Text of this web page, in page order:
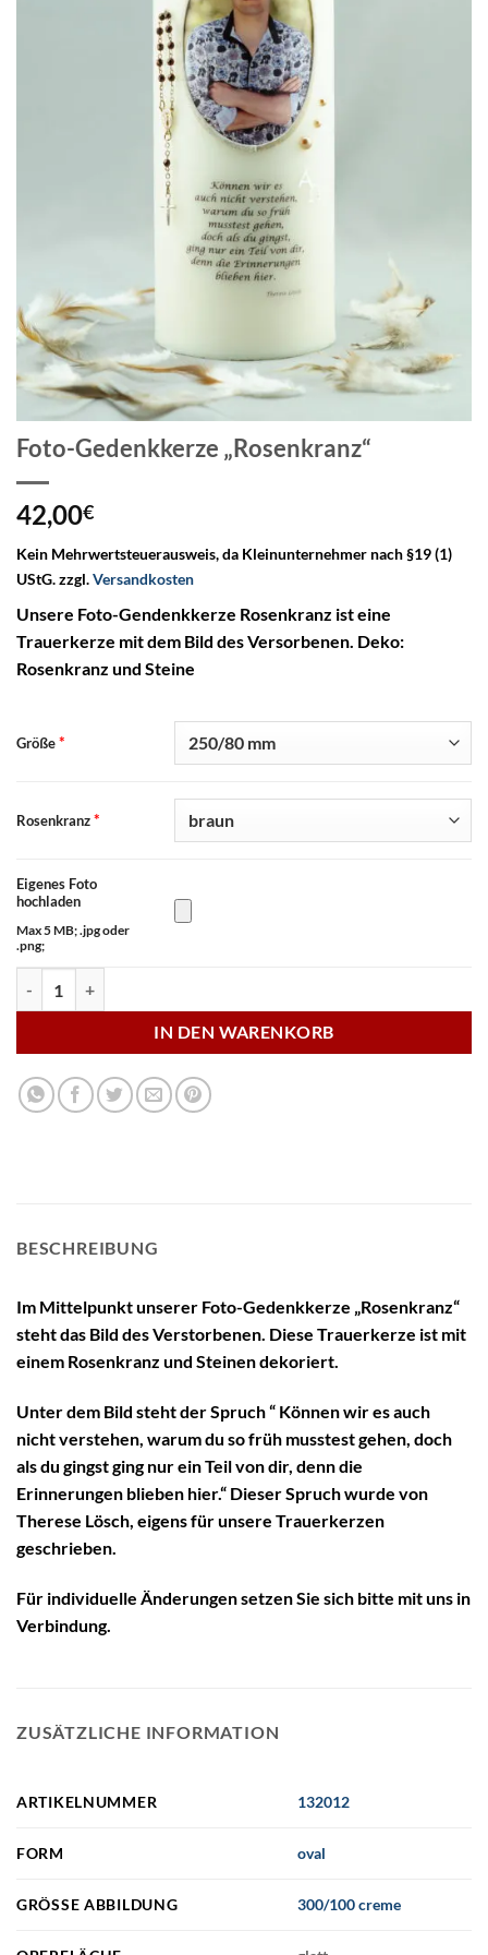
Foto-Gedenkkerze „Rosenkranz“
42,00€
Kein Mehrwertsteuerausweis, da Kleinunternehmer nach §19 (1)
UStG.zzgl.Versandkosten
Unsere Foto-Gendenkkerze Rosenkranz ist eine
Trauerkerze mit dem Bild des Versorbenen. Deko:
Rosenkranz und Steine
Größe*
Rosenkranz*
Eigenes Foto
hochladen
Max 5 MB; .jpg oder
.png;
IN DEN WARENKORB
BESCHREIBUNG
Im Mittelpunkt unserer Foto-Gedenkkerze „Rosenkranz“
steht das Bild des Verstorbenen. Diese Trauerkerze ist mit
einem Rosenkranz und Steinen dekoriert.
Unter dem Bild steht der Spruch “ Können wir es auch
nicht verstehen, warum du so früh musstest gehen, doch
als du gingst ging nur ein Teil von dir, denn die
Erinnerungen blieben hier.“ Dieser Spruch wurde von
Therese Lösch, eigens für unsere Trauerkerzen
geschrieben.
Für individuelle Änderungen setzen Sie sich bitte mit uns in
Verbindung.
ZUSÄTZLICHE INFORMATION
ARTIKELNUMMER 132012
FORM oval
GRÖSSE ABBILDUNG 300/100 creme